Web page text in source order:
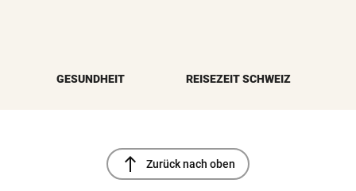
GESUNDHEIT REISEZEIT SCHWEIZ
north Zurück nach oben